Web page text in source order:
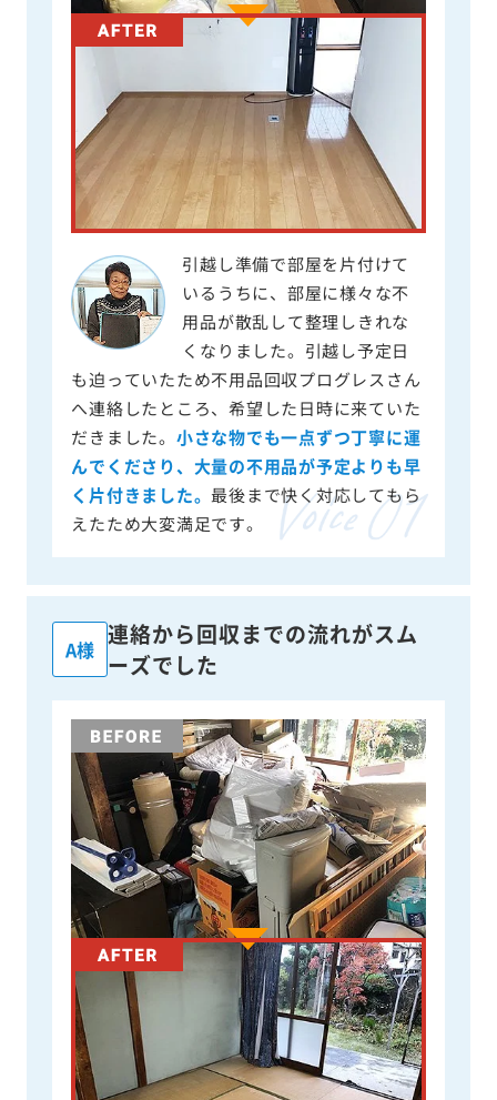
引越し準備で部屋を片付けて
いるうちに、部屋に様々な不
用品が散乱して整理しきれな
くなりました。引越し予定日
も迫っていたため不用品回収プログレスさん
へ連絡したところ、希望した日時に来ていた
だきました。 小さな物でも一点ずつ丁寧に運
んでくださり、大量の不用品が予定よりも早
く片付きました。 最後まで快く対応してもら
えたため大変満足です。
A様
連絡から回収までの流れがスム
ーズでした